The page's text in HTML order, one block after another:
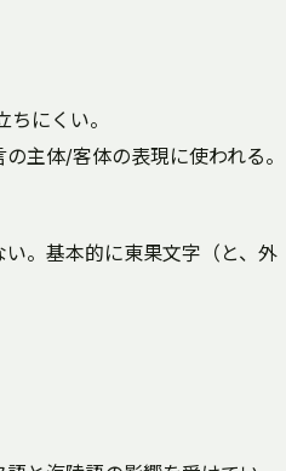
にくい。
主体/客体の表現に使われる。
。基本的に東果文字（と、外